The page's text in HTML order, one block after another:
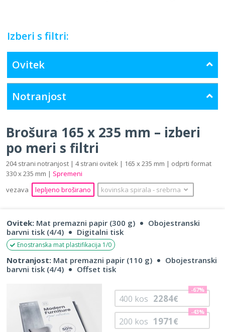
Izberi s filtri:
Ovitek
Notranjost
Brošura 165 x 235 mm – izberi
po meri s filtri
204 strani notranjost | 4 strani ovitek | 165 x 235 mm | odprti format
330 x 235 mm | Spremeni
vezava
lepljeno broširano kovinska spirala ‐ srebrna
Ovitek: Mat premazni papir (300 g)
Obojestranski
barvni tisk (4/4)
Digitalni tisk
Enostranska mat plastifikacija 1/0
Notranjost: Mat premazni papir (110 g)
Obojestranski
barvni tisk (4/4)
Offset tisk
200 kos 1971€
-43%
400 kos 2284€
-67%